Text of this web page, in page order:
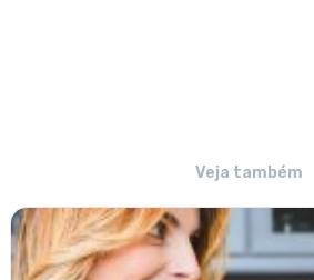
Veja também